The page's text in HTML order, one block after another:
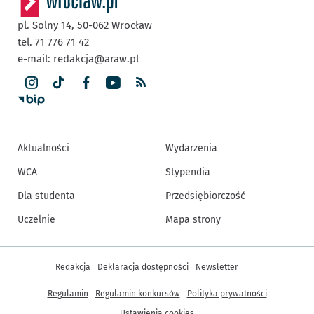
pl. Solny 14, 50-062 Wrocław
tel. 71 776 71 42
e-mail: redakcja@araw.pl
Aktualności
WCA
Dla studenta
Uczelnie
Wydarzenia
Stypendia
Przedsiębiorczość
Mapa strony
Inne informacje
Redakcja Deklaracja dostępności Newsletter
Regulamin Regulamin konkursów
Polityka prywatności